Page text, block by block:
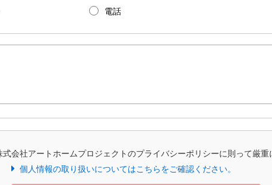
電話
会社アートホームプロジェクトのプライバシーポリシーに則って厳重
個人情報の取り扱いについてはこちらをご確認ください。